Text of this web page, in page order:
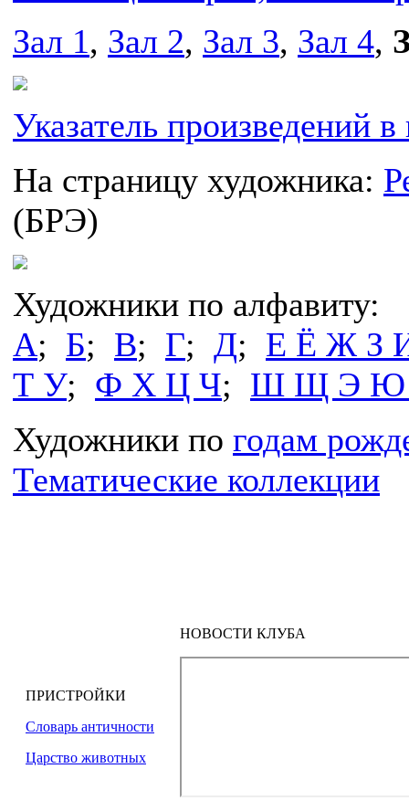
Зал 1, Зал 2, Зал 3, Зал 4,
Указатель произведений в
На страницу художника:
(БРЭ)
Художники по алфавиту:
А; Б; В; Г; Д; Е Ё Ж З
Т У; Ф Х Ц Ч; Ш Щ Э Ю
Художники по годам
Тематические коллекции
ПРИСТРОЙКИ
Словарь античности
Царство животных
НОВОСТИ КЛУБА